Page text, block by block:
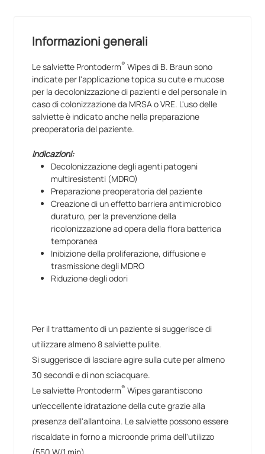
Informazioni generali
Le salviette Prontoderm® Wipes di B. Braun sono
indicate per l'applicazione topica su cute e mucose
per la decolonizzazione di pazienti e del personale in
caso di colonizzazione da MRSA o VRE. L'uso delle
salviette è indicato anche nella preparazione
preoperatoria del paziente.
Indicazioni:
Decolonizzazione degli agenti patogeni
multiresistenti (MDRO)
Preparazione preoperatoria del paziente
Creazione di un effetto barriera antimicrobico
duraturo, per la prevenzione della
ricolonizzazione ad opera della flora batterica
temporanea
Inibizione della proliferazione, diffusione e
trasmissione degli MDRO
Riduzione degli odori
Per il trattamento di un paziente si suggerisce di
utilizzare almeno 8 salviette pulite.
Si suggerisce di lasciare agire sulla cute per almeno
30 secondi e di non sciacquare.
Le salviette Prontoderm® Wipes garantiscono
un'eccellente idratazione della cute grazie alla
presenza dell'allantoina. Le salviette possono essere
riscaldate in forno a microonde prima dell'utilizzo
(550 W/1 min).